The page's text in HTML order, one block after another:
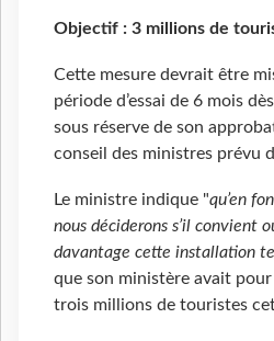
Objectif : 3 millions de
Cette mesure devrait être
période d’essai de 6 mois
sous réserve de son
conseil des ministres prévu
Le ministre indique "qu’en
nous déciderons s’il convient
davantage cette installation
que son ministère avait
trois millions de touristes